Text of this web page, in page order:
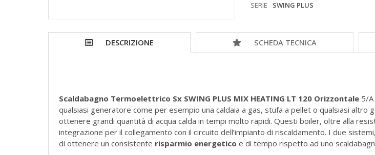
SERIE
SWING PLUS
DESCRIZIONE SCHEDA TECNICA
Scaldabagno Termoelettrico Sx SWING PLUS MIX HEATING LT 120 Orizzontale5/A
qualsiasi generatore come per esempio una caldaia a gas, stufa a pellet o qualsiasi
ottenere grandi quantità di acqua calda in tempi molto rapidi. Questi boiler, oltre alla
integrazione per il collegamento con il circuito dell’impianto di riscaldamento. I due
di ottenere un consistente risparmio energetico e di tempo rispetto ad uno